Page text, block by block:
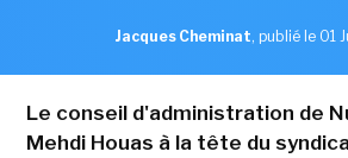
Jacques Cheminat, publié le 01
Le conseil d'administration de
Mehdi Houas à la tête du